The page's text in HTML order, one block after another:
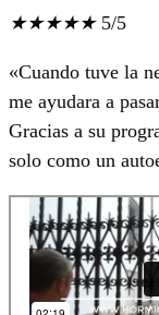
★★★★★ 5/5
«Cuando tuve la
me ayudara a
Gracias a su
solo como un